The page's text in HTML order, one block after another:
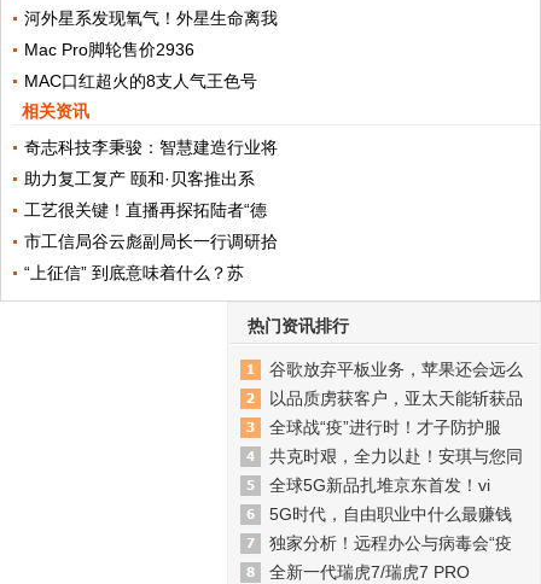
河外星系发现氧气！外星生命离我
Mac Pro脚轮售价2936
MAC口红超火的8支人气王色号
相关资讯
奇志科技李秉骏：智慧建造行业将
助力复工复产 颐和·贝客推出系
工艺很关键！直播再探拓陆者“德
市工信局谷云彪副局长一行调研拾
“上征信” 到底意味着什么？苏
热门资讯排行
谷歌放弃平板业务，苹果还会远么
以品质虏获客户，亚太天能斩获品
全球战“疫”进行时！才子防护服
共克时艰，全力以赴！安琪与您同
全球5G新品扎堆京东首发！vi
5G时代，自由职业中什么最赚钱
独家分析！远程办公与病毒会“疫
全新一代瑞虎7/瑞虎7 PRO